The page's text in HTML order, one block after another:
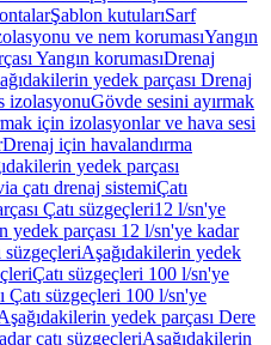
Şablon kutularıSarf
ve nem korumasıYangın
Yangın korumasıDrenaj
yedek parçası Drenaj
izolasyonuGövde sesini ayırmak
için izolasyonlar ve hava sesi
Drenaj için havalandırma
yedek parçası
çatı drenaj sistemiÇatı
Çatı süzgeçleri12 l/sn'ye
yedek parçası 12 l/sn'ye kadar
süzgeçleriAşağıdakilerin yedek
Çatı süzgeçleri 100 l/sn'ye
Çatı süzgeçleri 100 l/sn'ye
yedek parçası Dere
çatı süzgeçleriAşağıdakilerin